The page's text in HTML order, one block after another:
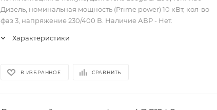
Дизель, номинальная мощность (Prime power) 10 кВт, кол-во
фаз 3, напряжение 230/400 В. Наличие АВР - Нет.
Характеристики
В ИЗБРАННОЕ СРАВНИТЬ